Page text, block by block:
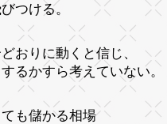
つける。
おりに動くと信じ、
るかすら考えていない。
も儲かる相場